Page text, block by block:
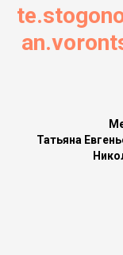
Татьяна